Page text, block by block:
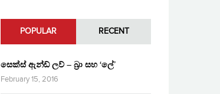
POPULAR RECENT
සෙක්ස් ඇන්ඩ් ලව් – බ්‍රා සහ ‘ලේ’
February 15, 2016